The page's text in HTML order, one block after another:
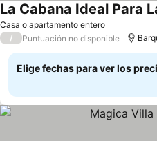
Casa o apartamento entero
La Cabana Ideal Para
/ Puntuación no disponible
Elige fechas para ver los